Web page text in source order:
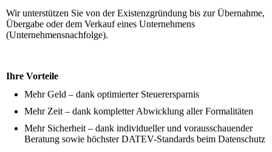
Wir unterstützen Sie von derExistenzgründung bis zur Übernahme,
Übergabe oder dem Verkauf eines Unternehmens
(Unternehmensnachfolge).
Ihre Vorteile
Mehr Geld – dank optimierter Steuerersparnis
Mehr Zeit – dank kompletter Abwicklung aller Formalitäten
Mehr Sicherheit – dank individueller und vorausschauender
Beratung sowie höchster DATEV-Standards beim Datenschutz